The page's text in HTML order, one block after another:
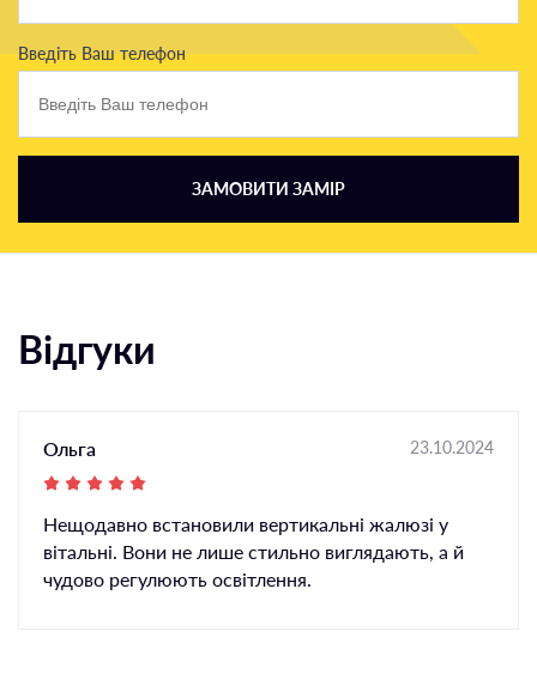
Введіть Ваш телефон
ЗАМОВИТИ ЗАМІР
Відгуки
Ольга 23.10.2024
Нещодавно встановили вертикальні жалюзі у
вітальні. Вони не лише стильно виглядають, а й
чудово регулюють освітлення.